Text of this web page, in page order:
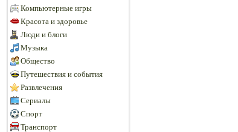
Компьютерные игры
Красота и здоровье
Люди и блоги
Музыка
Общество
Путешествия и события
Развлечения
Сериалы
Спорт
Транспорт